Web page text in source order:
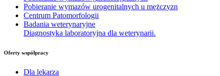
Pobieranie wymazów urogenitalnych u mężczyzn
Centrum Patomorfologii
Badania weterynaryjne
Diagnostyka laboratoryjna dla weterynarii.
Oferty współpracy
Dla lekarza